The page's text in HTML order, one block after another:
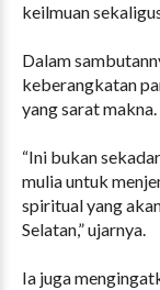
keilmuan
Dalam
keberangkatan
yang sarat makna.
“Ini bukan
mulia untuk
spiritual yang
Selatan,” ujarnya.
Ia juga